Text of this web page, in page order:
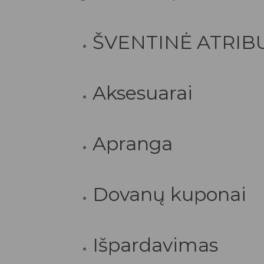
ŠVENTINĖ
Aksesuarai
Apranga
Dovanų kuponai
Išpardavimas